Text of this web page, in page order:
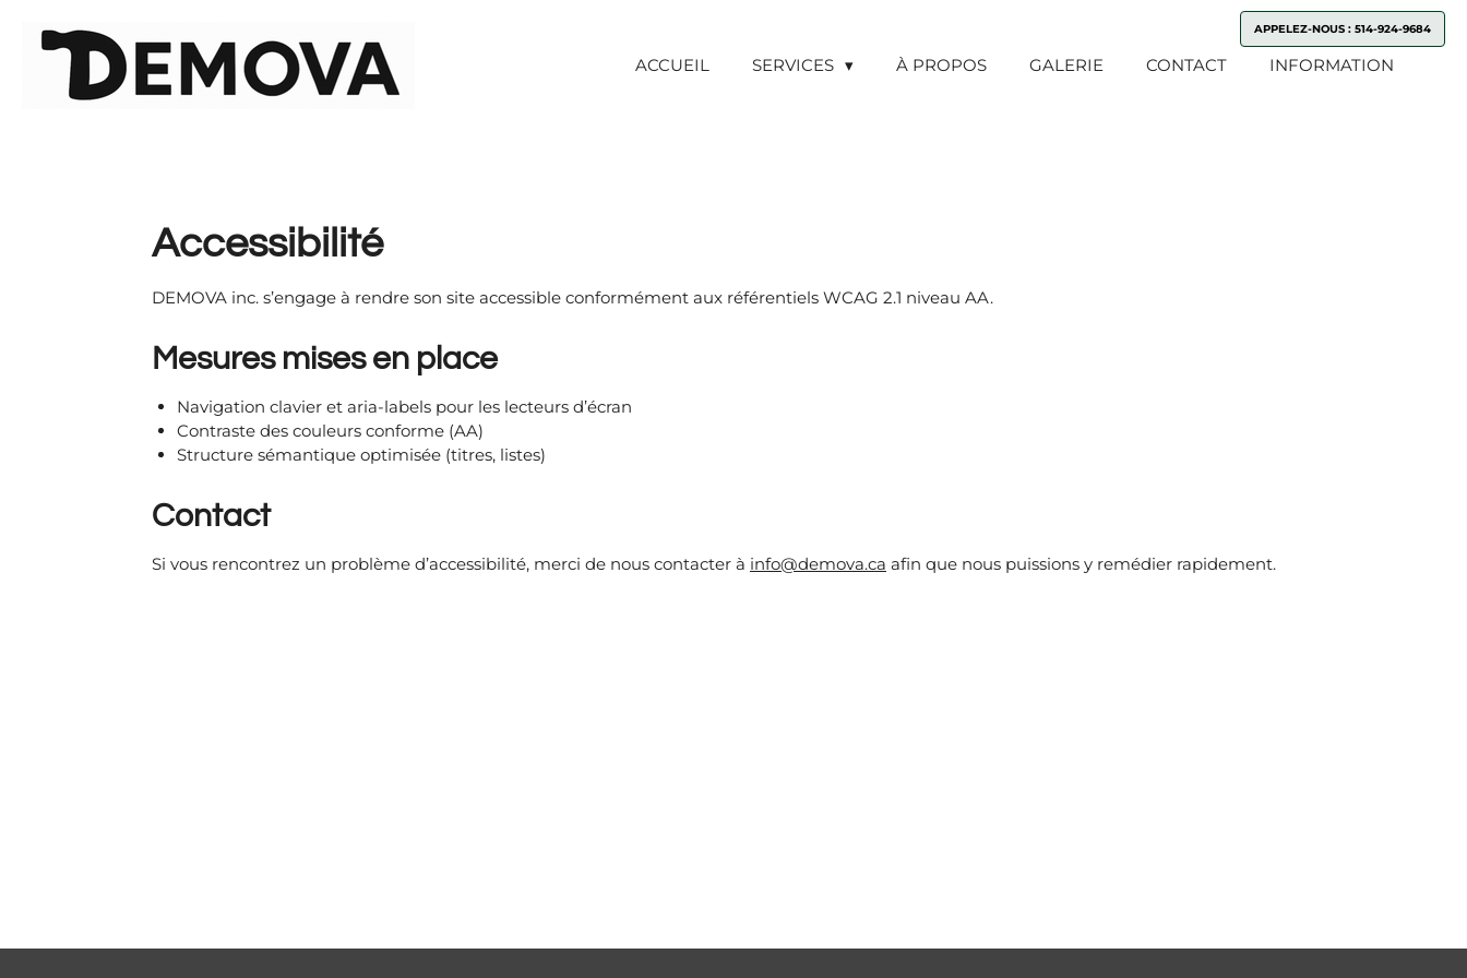
contenu
principal
ACCUEIL SERVICES À PROPOS GALERIE CONTACT INFORMATION
APPELEZ-NOUS : 514-924-9684
Accessibilité
DEMOVA inc. s’engage à rendre son site accessible conformément aux référentiels WCAG 2.1 niveau AA.
Mesures mises en place
Navigation clavier et aria-labels pour les lecteurs d’écran
Contraste des couleurs conforme (AA)
Structure sémantique optimisée (titres, listes)
Contact
Si vous rencontrez un problème d’accessibilité, merci de nous contacter à info@demova.ca afin que nous puissions y remédier rapidement.